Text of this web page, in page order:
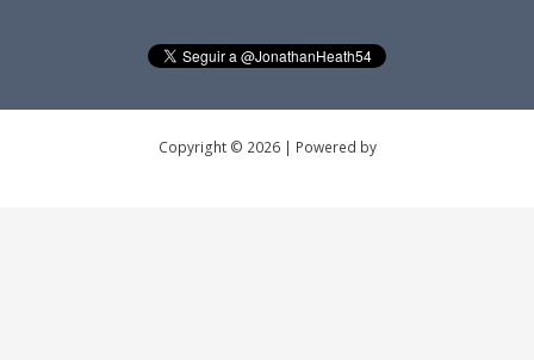
Copyright © 2026 | Powered by